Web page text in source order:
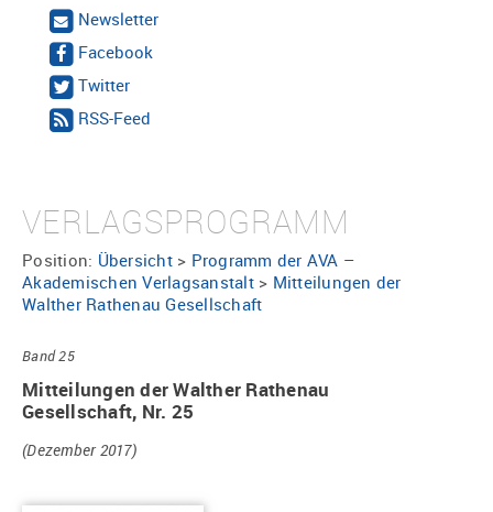
Newsletter
Facebook
Twitter
RSS-Feed
VERLAGSPROGRAMM
Position: Übersicht> Programm der AVA –
Akademischen Verlagsanstalt> Mitteilungen der
Walther Rathenau Gesellschaft
Band 25
Mitteilungen der Walther Rathenau
Gesellschaft, Nr. 25
(Dezember 2017)